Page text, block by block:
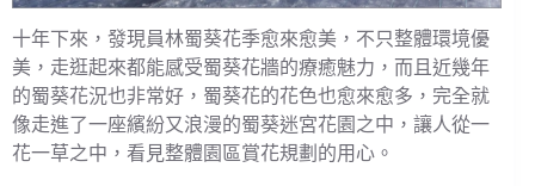
十年下來，發現員林蜀葵花季愈來愈美，不只整體環境優
美，走逛起來都能感受蜀葵花牆的療癒魅力，而且近幾年
的蜀葵花況也非常好，蜀葵花的花色也愈來愈多，完全就
像走進了一座繽紛又浪漫的蜀葵迷宮花園之中，讓人從一
花一草之中，看見整體園區賞花規劃的用心。